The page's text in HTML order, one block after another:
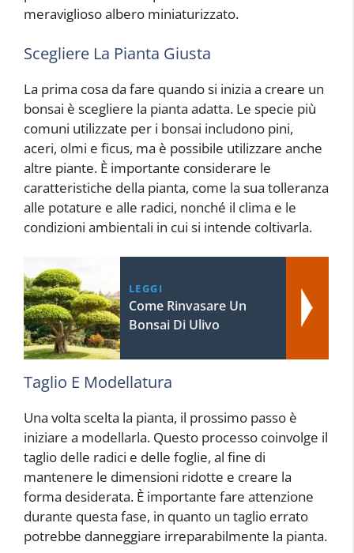
meraviglioso albero miniaturizzato.
Scegliere La Pianta Giusta
La prima cosa da fare quando si inizia a creare un
bonsai è scegliere la pianta adatta. Le specie più
comuni utilizzate per i bonsai includono pini,
aceri, olmi e ficus, ma è possibile utilizzare anche
altre piante. È importante considerare le
caratteristiche della pianta, come la sua tolleranza
alle potature e alle radici, nonché il clima e le
condizioni ambientali in cui si intende coltivarla.
LEGGI
Come Rinvasare Un
Bonsai Di Ulivo
Taglio E Modellatura
Una volta scelta la pianta, il prossimo passo è
iniziare a modellarla. Questo processo coinvolge il
taglio delle radici e delle foglie, al fine di
mantenere le dimensioni ridotte e creare la
forma desiderata. È importante fare attenzione
durante questa fase, in quanto un taglio errato
potrebbe danneggiare irreparabilmente la pianta.